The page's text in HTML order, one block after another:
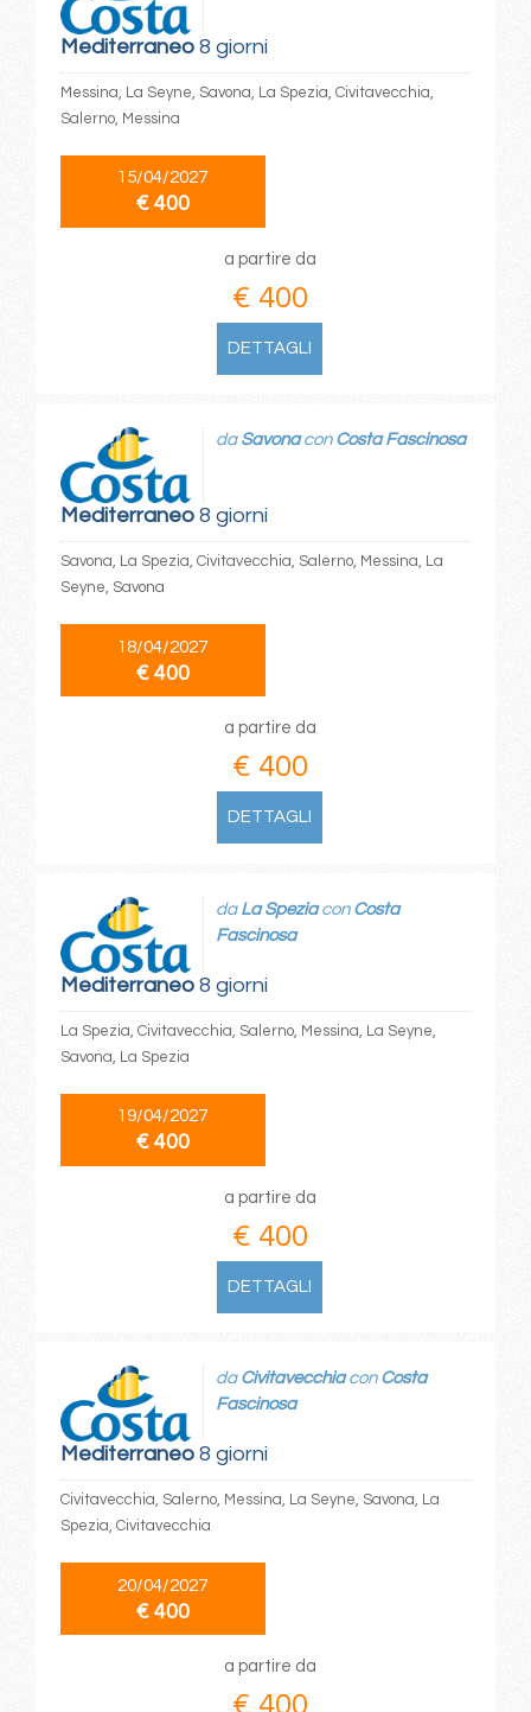
Mediterraneo8 giorni
Messina, La Seyne, Savona, La Spezia, Civitavecchia,
Salerno, Messina
15/04/2027
€ 400
a partire da
€ 400
DETTAGLI
Mediterraneo8 giorni
da Savonacon Costa Fascinosa
Savona, La Spezia, Civitavecchia, Salerno, Messina, La
Seyne, Savona
18/04/2027
€ 400
a partire da
€ 400
DETTAGLI
Mediterraneo8 giorni
da La Speziacon Costa
Fascinosa
La Spezia, Civitavecchia, Salerno, Messina, La Seyne,
Savona, La Spezia
19/04/2027
€ 400
a partire da
€ 400
DETTAGLI
Mediterraneo8 giorni
da Civitavecchiacon Costa
Fascinosa
Civitavecchia, Salerno, Messina, La Seyne, Savona, La
Spezia, Civitavecchia
20/04/2027
€ 400
a partire da
€ 400